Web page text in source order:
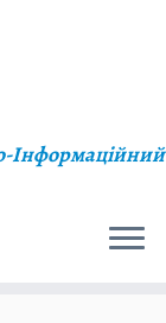
Інформаційний